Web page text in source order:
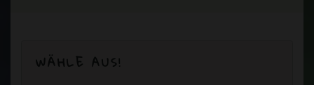
WÄHLE AUS!